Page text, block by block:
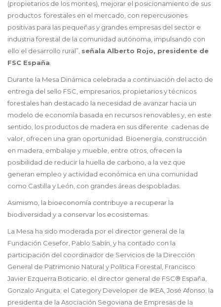
(propietarios de los montes), mejorar el posicionamiento de sus
productos forestales en el mercado, con repercusiones
positivas para las pequeñas y grandes empresas del sector e
industria forestal de la comunidad autónoma, impulsando con
ello el desarrollo rural”, señala Alberto Rojo, presidente de
FSC España
Durante la Mesa Dinámica celebrada a continuación del acto de
entrega del sello FSC, empresarios, propietarios y técnicos
forestales han destacado la necesidad de avanzar hacia un
modelo de economía basada en recursos renovables y, en este
sentido, los productos de madera en sus diferente cadenas de
valor, ofrecen una gran oportunidad. Bioenergía, construcción
en madera, embalaje y mueble, entre otros, ofrecen la
posibilidad de reducir la huella de carbono, a la vez que
generan empleo y actividad económica en una comunidad
como Castilla y León, con grandes áreas despobladas.
Asimismo, la bioeconomía contribuye a recuperar la
biodiversidad y a conservar los ecosistemas.
La Mesa ha sido moderada por el director general de la
Fundación Cesefor, Pablo Sabín, y ha contado con la
participación del coordinador de Servicios de la Dirección
General de Patrimonio Natural y Política Forestal, Francisco
Javier Ezquerra Boticario; el director general de FSC® España,
Gonzalo Anguita; el Category Developer de IKEA, José Afonso; la
presidenta de la Asociación Segoviana de Empresas de la